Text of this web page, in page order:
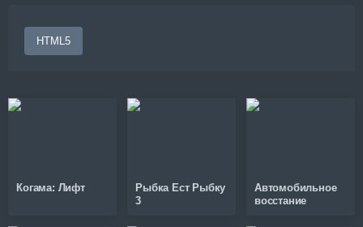
HTML5
Когама: Лифт
Рыбка Ест Рыбку
3
Автомобильное
восстание